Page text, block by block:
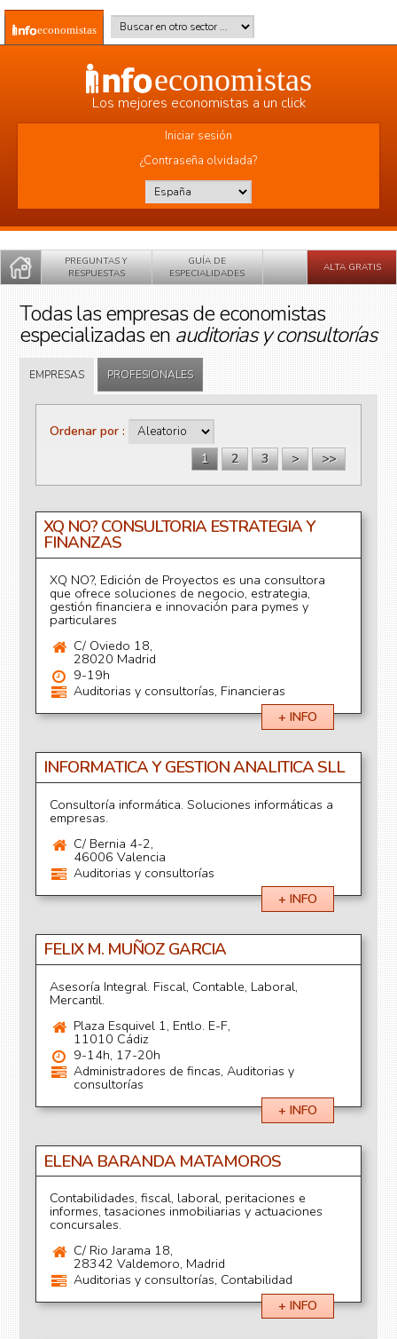
Pasar al contenido principal
economistas Buscar en otro sector
economistas
Los mejores economistas a un click
Iniciar sesión
¿Contraseña olvidada?
PREGUNTAS Y
RESPUESTAS
GUÍA DE
ESPECIALIDADES
ALTA GRATIS
Todas las empresas de economistas
especializadas enauditorias y consultorías
EMPRESAS PROFESIONALES
Ordenar por
Páginas
1 2 3 > >>
XQ NO? CONSULTORIA ESTRATEGIA Y
FINANZAS
XQ NO?, Edición de Proyectos es una consultora
que ofrece soluciones de negocio, estrategia,
gestión financiera e innovación para pymes y
particulares
C/ Oviedo 18,
28020 Madrid
9-19h
Auditorias y consultorías, Financieras
+ INFO
INFORMATICA Y GESTION ANALITICA SLL
Consultoría informática. Soluciones informáticas a
empresas.
C/ Bernia 4-2,
46006 Valencia
Auditorias y consultorías
+ INFO
FELIX M. MUÑOZ GARCIA
Asesoría Integral. Fiscal, Contable, Laboral,
Mercantil.
Plaza Esquivel 1, Entlo. E-F,
11010 Cádiz
9-14h, 17-20h
Administradores de fincas, Auditorias y
consultorías
+ INFO
ELENA BARANDA MATAMOROS
Contabilidades, fiscal, laboral, peritaciones e
informes, tasaciones inmobiliarias y actuaciones
concursales.
C/ Rio Jarama 18,
28342 Valdemoro, Madrid
Auditorias y consultorías, Contabilidad
+ INFO